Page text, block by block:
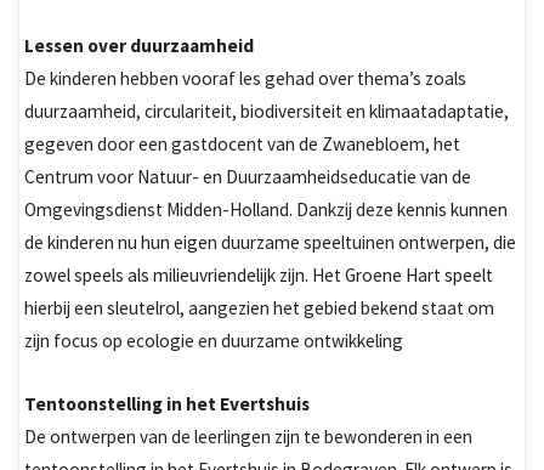
Lessen over duurzaamheid
De kinderen hebben vooraf les gehad over thema’s zoals
duurzaamheid, circulariteit, biodiversiteit en klimaatadaptatie,
gegeven door een gastdocent van de Zwanebloem, het
Centrum voor Natuur- en Duurzaamheidseducatie van de
Omgevingsdienst Midden-Holland. Dankzij deze kennis kunnen
de kinderen nu hun eigen duurzame speeltuinen ontwerpen, die
zowel speels als milieuvriendelijk zijn. Het Groene Hart speelt
hierbij een sleutelrol, aangezien het gebied bekend staat om
zijn focus op ecologie en duurzame ontwikkeling
Tentoonstelling in het Evertshuis
De ontwerpen van de leerlingen zijn te bewonderen in een